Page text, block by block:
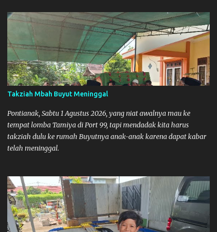
bukanya di jam 1. Saya pulang dulu ke rumah ortu di Sepakat,
untuk istirahat. So malamnya sebelum pulang ke Mempawah
saya sempatkan lagi kesini. Saya belanja beberapa part disini.
Untuk Lokasi Tempat:
Takziah Mbah Buyut Meninggal
Pontianak, Sabtu 1 Agustus 2026, yang niat awalnya mau ke
tempat lomba Tamiya di Port 99, tapi mendadak kita harus
takziah dulu ke rumah Buyutnya anak-anak karena dapat kabar
telah meninggal.